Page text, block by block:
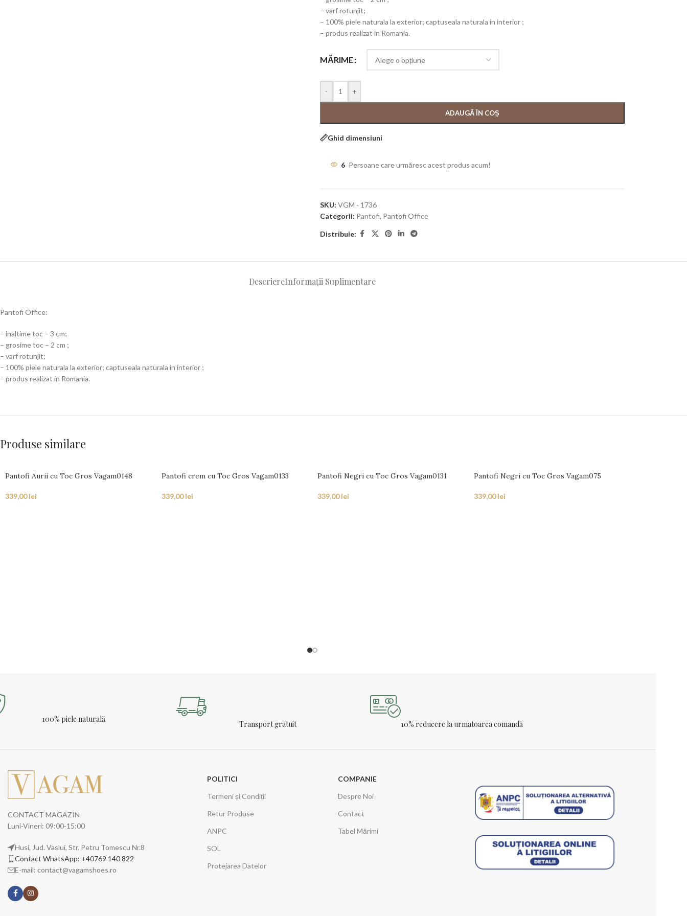
– varf rotunjit;
– 100% piele naturala la exterior; captuseala naturala in interior ;
– produs realizat in Romania.
MĂRIME
- +
ADAUGĂ ÎN COȘ
Ghid dimensiuni
6 Persoane care urmăresc acest produs acum!
SKU: VGM - 1736
Categorii: Pantofi, Pantofi Office
Distribuie:
DescriereInformații Suplimentare
Pantofi Office:
– inaltime toc – 3 cm;
– grosime toc – 2 cm ;
– varf rotunjit;
– 100% piele naturala la exterior; captuseala naturala in interior ;
– produs realizat in Romania.
Produse similare
Pantofi Aurii cu Toc Gros Vagam0148
339,00lei
Pantofi crem cu Toc Gros Vagam0133
339,00lei
Pantofi Negri cu Toc Gros Vagam0131
339,00lei
Pantofi Negri cu Toc Gros Vagam075
339,00lei
100% piele naturală
Transport gratuit 10% reducere la urmatoarea comandă
CONTACT MAGAZIN
Luni-Vineri: 09:00-15:00
Husi, Jud. Vaslui, Str. Petru Tomescu Nr.8
Contact WhatsApp: +40769 140 822
E-mail: contact@vagamshoes.ro
POLITICI
Termeni și Condiții
Retur Produse
ANPC
SOL
Protejarea Datelor
COMPANIE
Despre Noi
Contact
Tabel Mărimi